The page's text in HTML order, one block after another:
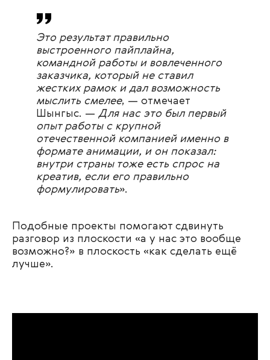
Это результат правильно
выстроенного пайплайна,
командной работы и вовлеченного
заказчика, который не ставил
жестких рамок и дал возможность
мыслить смелее, — отмечает
Шынгыс. — Для нас это был первый
опыт работы с крупной
отечественной компанией именно в
формате анимации, и он показал:
внутри страны тоже есть спрос на
креатив, если его правильно
формулировать».
Подобные проекты помогают сдвинуть
разговор из плоскости «а у нас это вообще
возможно?» в плоскость «как сделать ещё
лучше».